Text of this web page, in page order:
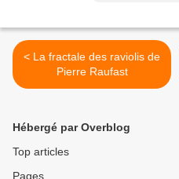
< La fractale des raviolis de
Pierre Raufast
Hébergé par Overblog
Top articles
Pages